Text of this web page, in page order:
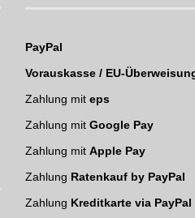
PayPal
Vorauskasse / EU-
Zahlung mit eps
Zahlung mit Google Pay
Zahlung mit Apple Pay
Zahlung Ratenkauf by PayPal
Zahlung Kreditkarte via PayPal